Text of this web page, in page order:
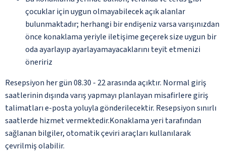
çocuklar için uygun olmayabilecek açık alanlar
bulunmaktadır; herhangi bir endişeniz varsa varışınızdan
önce konaklama yeriyle iletişime geçerek size uygun bir
oda ayarlayıp ayarlayamayacaklarını teyit etmenizi
öneririz
Resepsiyon her gün 08.30 - 22 arasında açıktır. Normal giriş
saatlerinin dışında varış yapmayı planlayan misafirlere giriş
talimatları e-posta yoluyla gönderilecektir. Resepsiyon sınırlı
saatlerde hizmet vermektedir.Konaklama yeri tarafından
sağlanan bilgiler, otomatik çeviri araçları kullanılarak
çevrilmiş olabilir.